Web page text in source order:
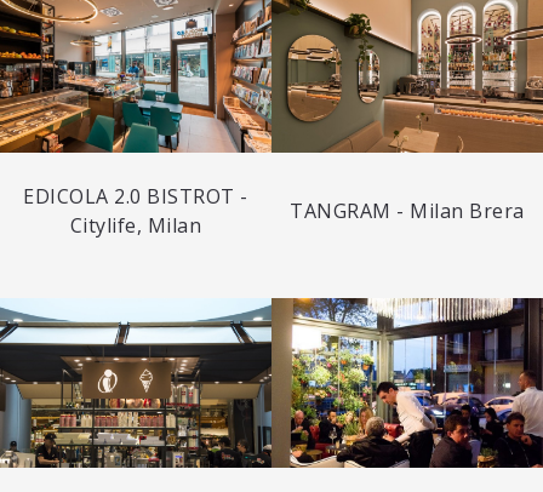
EDICOLA 2.0 BISTROT -
Citylife, Milan
TANGRAM - Milan Brera